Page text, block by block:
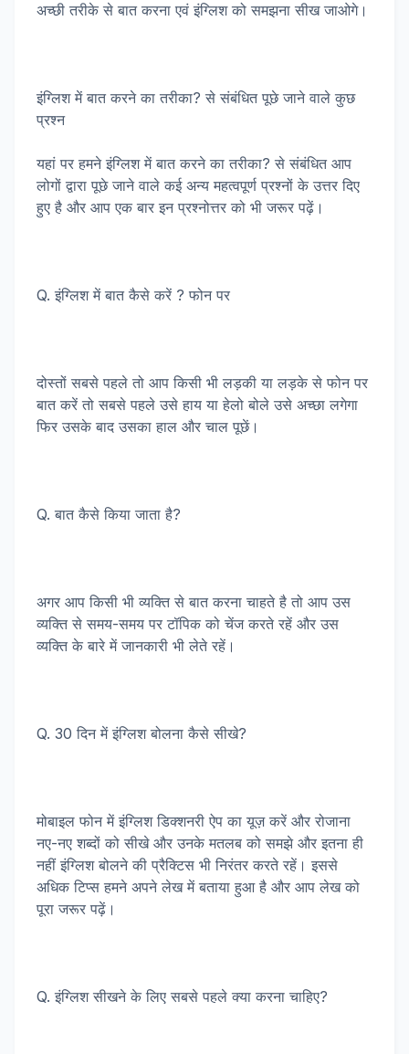
अच्छी तरीके से बात करना एवं इंग्लिश को समझना सीख जाओगे।
इंग्लिश में बात करने का तरीका? से संबंधित पूछे जाने वाले कुछ
प्रश्न
यहां पर हमने इंग्लिश में बात करने का तरीका? से संबंधित आप
लोगों द्वारा पूछे जाने वाले कई अन्य महत्वपूर्ण प्रश्नों के उत्तर दिए
हुए है और आप एक बार इन प्रश्नोत्तर को भी जरूर पढ़ें।
Q. इंग्लिश में बात कैसे करें ? फोन पर
दोस्तों सबसे पहले तो आप किसी भी लड़की या लड़के से फोन पर
बात करें तो सबसे पहले उसे हाय या हेलो बोले उसे अच्छा लगेगा
फिर उसके बाद उसका हाल और चाल पूछें।
Q. बात कैसे किया जाता है?
अगर आप किसी भी व्यक्ति से बात करना चाहते है तो आप उस
व्यक्ति से समय-समय पर टॉपिक को चेंज करते रहें और उस
व्यक्ति के बारे में जानकारी भी लेते रहें।
Q. 30 दिन में इंग्लिश बोलना कैसे सीखे?
मोबाइल फोन में इंग्लिश डिक्शनरी ऐप का यूज़ करें और रोजाना
नए-नए शब्दों को सीखे और उनके मतलब को समझे और इतना ही
नहीं इंग्लिश बोलने की प्रैक्टिस भी निरंतर करते रहें। इससे
अधिक टिप्स हमने अपने लेख में बताया हुआ है और आप लेख को
पूरा जरूर पढ़ें।
Q. इंग्लिश सीखने के लिए सबसे पहले क्या करना चाहिए?